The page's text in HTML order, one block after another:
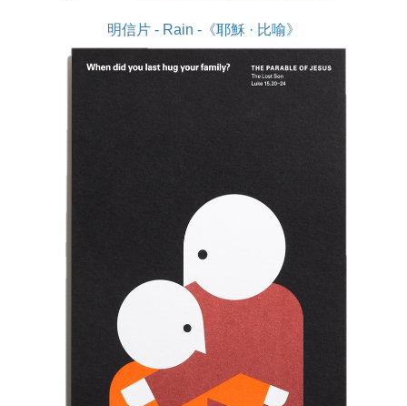
明信片 - Rain -《耶穌 · 比喻》